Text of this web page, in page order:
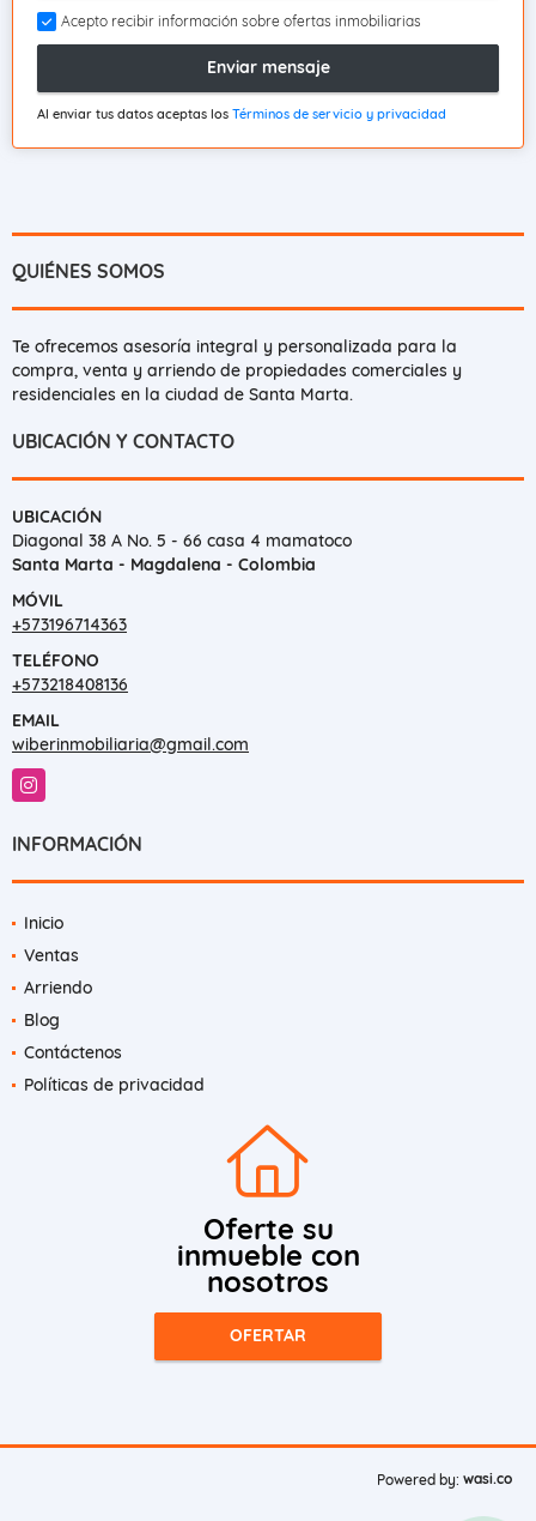
Acepto recibir información sobre ofertas inmobiliarias
Enviar mensaje
Al enviar tus datos aceptas los Términos de servicio y privacidad
QUIÉNES SOMOS
Te ofrecemos asesoría integral y personalizada para la
compra, venta y arriendo de propiedades comerciales y
residenciales en la ciudad de Santa Marta.
UBICACIÓN Y CONTACTO
UBICACIÓN
Diagonal 38 A No. 5 - 66 casa 4 mamatoco
Santa Marta - Magdalena - Colombia
MÓVIL
+573196714363
TELÉFONO
+573218408136
EMAIL
wiberinmobiliaria@gmail.com
Instagram
INFORMACIÓN
Inicio
Ventas
Arriendo
Blog
Contáctenos
Políticas de privacidad
Oferte su
inmueble con
nosotros
OFERTAR
Powered by: wasi.co